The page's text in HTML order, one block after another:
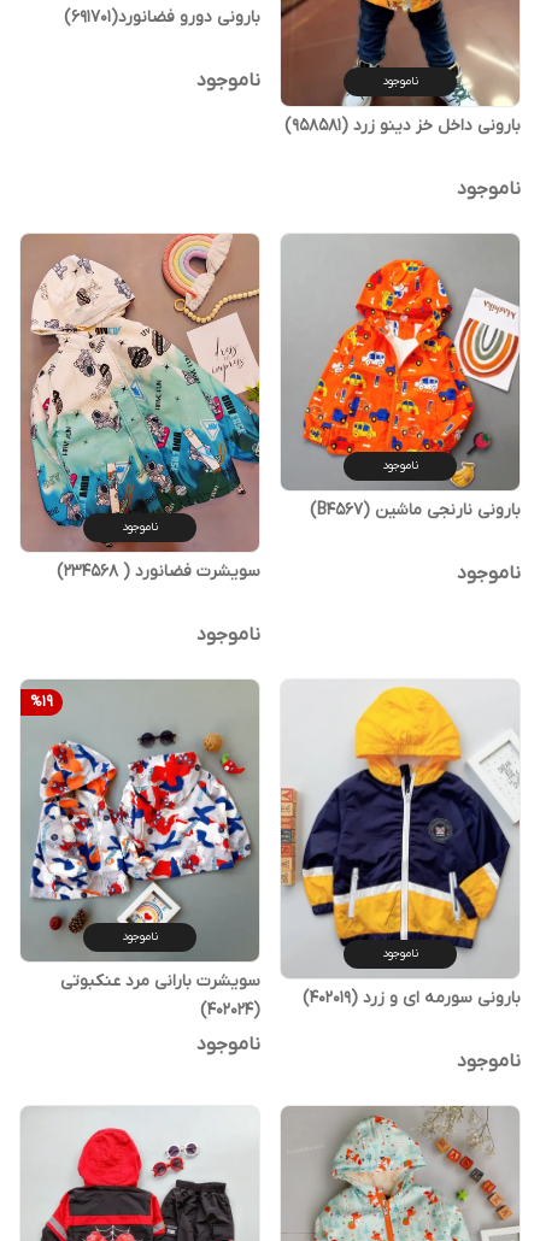
ناموجود
بارونی داخل خز دینو زرد (958581)
ناموجود
بارونی دورو فضانورد(691701)
ناموجود
ناموجود
بارونی نارنجی ماشین (B4567)
ناموجود
ناموجود
سویشرت فضانورد ( 234568)
ناموجود
ناموجود
بارونی سورمه ای و زرد (402019)
ناموجود
%19
ناموجود
سویشرت بارانی مرد عنکبوتی
(402024)
ناموجود